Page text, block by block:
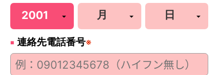
連絡先電話番号※